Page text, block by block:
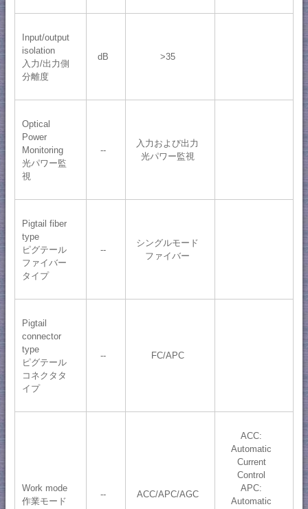
Input/output
isolation
入力/出力側
分離度
dB >35
Optical
Power
Monitoring
光パワー監
視
--
入力および出力
光パワー監視
Pigtail fiber
type
ピグテール
ファイバー
タイプ
--
シングルモード
ファイバー
Pigtail
connector
type
ピグテール
コネクタタ
イプ
-- FC/APC
Work mode
作業モード
-- ACC/APC/AGC
ACC:
Automatic
Current
Control
APC:
Automatic